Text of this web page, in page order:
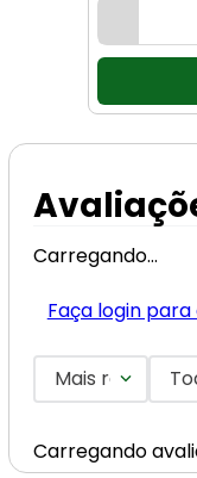
Carregando…
Faça login
Mais recentes
Carregando